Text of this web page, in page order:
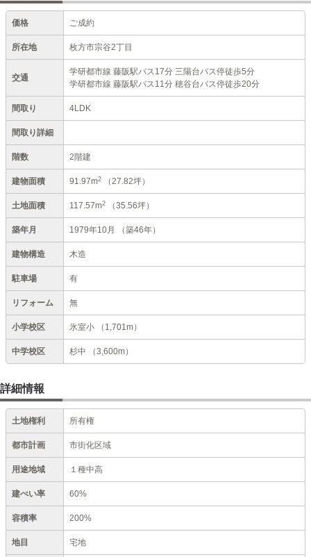
価格 ご成約
所在地 枚方市宗谷2丁目
交通
学研都市線 藤阪駅バス17分 三陽台バス停徒歩5分
学研都市線 藤阪駅バス11分 穂谷台バス停徒歩20分
間取り 4LDK
間取り詳細
階数 2階建
建物面積 91.97m2 （27.82坪）
土地面積 117.57m2 （35.56坪）
築年月 1979年10月 （築46年）
建物構造 木造
駐車場 有
リフォーム 無
小学校区 氷室小 （1,701m）
中学校区 杉中 （3,600m）
詳細情報
土地権利 所有権
都市計画 市街化区域
用途地域 １種中高
建ぺい率 60%
容積率 200%
地目 宅地